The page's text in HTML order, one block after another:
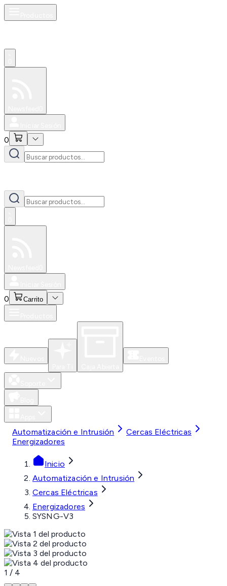
0
0 Carrito
Automatización e Intrusión
Cercas Eléctricas
Energizadores
Inicio
Automatización e Intrusión
Cercas Eléctricas
Energizadores
SYSNG-V3
1 / 4